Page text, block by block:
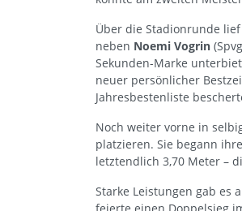
Über die Stadionrunde lief
neben Noemi Vogrin
Sekunden-Marke
neuer persönlicher
Jahresbestenliste
Noch weiter vorne in
platzieren. Sie begann
letztendlich 3,70 Meter –
Starke Leistungen gab es